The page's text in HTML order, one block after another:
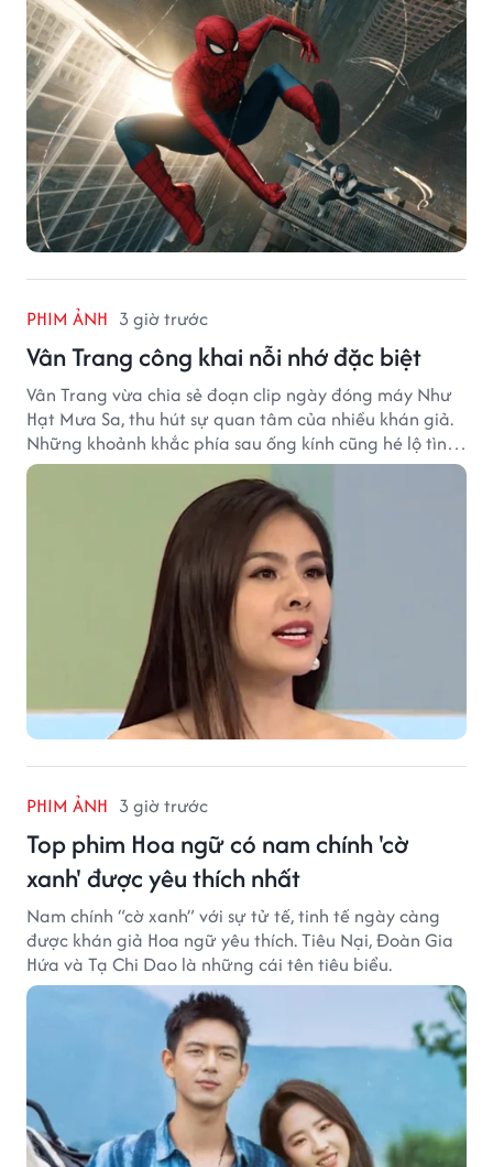
PHIM ẢNH 3 giờ trước
Vân Trang công khai nỗi nhớ đặc biệt
Vân Trang vừa chia sẻ đoạn clip ngày đóng máy Như
Hạt Mưa Sa, thu hút sự quan tâm của nhiều khán giả.
Những khoảnh khắc phía sau ống kính cũng hé lộ tình
cảm đặc biệt mà nữ diễn viên dành cho ê-kíp bộ phim.
PHIM ẢNH 3 giờ trước
Top phim Hoa ngữ có nam chính 'cờ
xanh' được yêu thích nhất
Nam chính “cờ xanh” với sự tử tế, tinh tế ngày càng
được khán giả Hoa ngữ yêu thích. Tiêu Nại, Đoàn Gia
Hứa và Tạ Chi Dao là những cái tên tiêu biểu.